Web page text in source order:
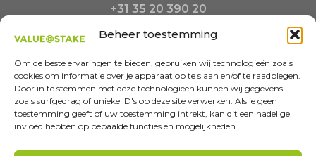
Beheer toestemming
Om de beste ervaringen te bieden, gebruiken wij technologieën zoals
cookies om informatie over je apparaat op te slaan en/of te raadplegen.
Door in te stemmen met deze technologieën kunnen wij gegevens
zoals surfgedrag of unieke ID's op deze site verwerken. Als je geen
toestemming geeft of uw toestemming intrekt, kan dit een nadelige
invloed hebben op bepaalde functies en mogelijkheden.
+31 35 20 390 20
info@valueatstake.nl
MISSION-INSPIRED COMMUNICATIONS